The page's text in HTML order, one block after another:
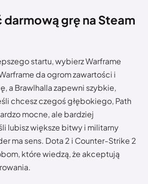
darmową grę na Steam
startu, wybierz Warframe
da ogrom zawartości i
a Brawlhalla zapewni szybkie,
chcesz czegoś głębokiego, Path
mocne, ale bardziej
lubisz większe bitwy i militarny
ma sens. Dota 2 i Counter-Strike 2
które wiedzą, że akceptują